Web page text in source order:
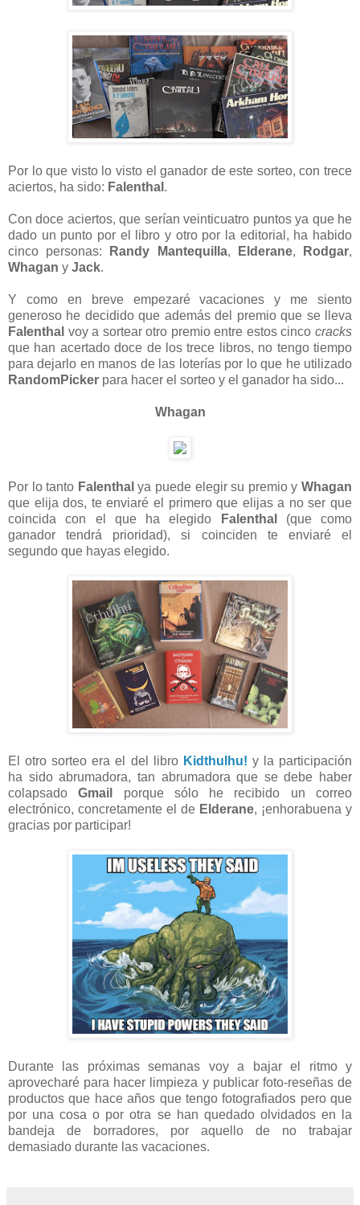
Por lo que visto lo visto el ganador de este sorteo, con trece
aciertos, ha sido: Falenthal .
Con doce aciertos, que serían veinticuatro puntos ya que he
dado un punto por el libro y otro por la editorial, ha habido
cinco personas:
Randy Mantequilla, Elderane, Rodgar,
Whagan y Jack.
Y como en breve empezaré vacaciones y me siento
generoso he decidido que además del premio que se lleva
Falenthal voy a sortear otro premio entre estos cinco cracks
que han acertado doce de los trece libros, no tengo tiempo
para dejarlo en manos de las loterías por lo que he utilizado
RandomPicker para hacer el sorteo y el ganador ha sido...
Whagan
Por lo tanto Falenthal ya puede elegir su premio yWhagan
que elija dos, te enviaré el primero que elijas a no ser que
coincida con el que ha elegido
Falenthal
(que como
ganador tendrá prioridad), si coinciden te enviaré el
segundo que hayas elegido.
El otro sorteo era el del libro Kidthulhu! y la participación
ha sido abrumadora, tan abrumadora que se debe haber
colapsadoGmail
porque sólo he recibido un correo
electrónico, concretamente el de Elderane, ¡enhorabuena y
gracias por participar!
Durante las próximas semanas voy a bajar el ritmo y
aprovecharé para hacer limpieza y publicar foto-reseñas de
productos que hace años que tengo fotografiados pero que
por una cosa o por otra se han quedado olvidados en la
bandeja de borradores, por aquello de no trabajar
demasiado durante las vacaciones.